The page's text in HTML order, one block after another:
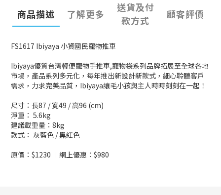
商品描述 了解更多
送貨及付
款方式
顧客評價
FS1617 Ibiyaya 小資國民寵物推車
Ibiyaya優質台灣輕便寵物手推車,寵物袋系列品牌拓展至全球各地
市場，產品系列多元化，每年推出新設計新款式，細心聆聽客戶
需求，力求完美品質，Ibiyaya讓毛小孩與主人時時刻刻在一起！
尺寸：長87 / 寛49 / 高96 (cm)
淨重： 5.6kg
建議載重量：8kg
款式： 灰藍色 / 黑紅色
原價：$1230 ｜網上優惠：$980